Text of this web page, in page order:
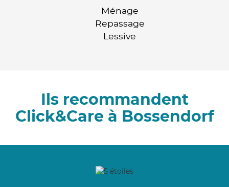
Ménage
Repassage
Lessive
Ils recommandent
Click&Care à Bossendorf